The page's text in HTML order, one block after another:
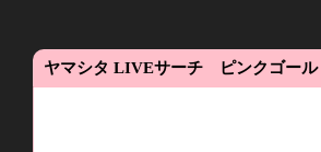
ヤマシタ LIVEサーチ ピンクゴール